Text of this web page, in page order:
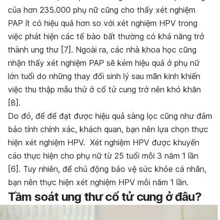
của hơn 235.000 phụ nữ cũng cho thấy xét nghiệm
PAP ít có hiệu quả hơn so với xét nghiệm HPV trong
việc phát hiện các tế bào bất thường có khả năng trở
thành ung thư [7]. Ngoài ra, các nhà khoa học cũng
nhận thấy xét nghiệm PAP sẽ kém hiệu quả ở phụ nữ
lớn tuổi do những thay đổi sinh lý sau mãn kinh khiến
việc thu thập mẫu thử ở cổ tử cung trở nên khó khăn
[8].
Do đó, để để đạt được hiệu quả sàng lọc cũng như đảm
bảo tính chính xác, khách quan, bạn nên lựa chọn thực
hiện xét nghiệm HPV. Xét nghiệm HPV được khuyến
cáo thực hiện cho phụ nữ từ 25 tuổi mỗi 3 năm 1 lần
[6]. Tuy nhiên, để chủ động bảo vệ sức khỏe cá nhân,
bạn nên thực hiện xét nghiệm HPV mỗi năm 1 lần.
Tầm soát ung thư cổ tử cung ở đâu?